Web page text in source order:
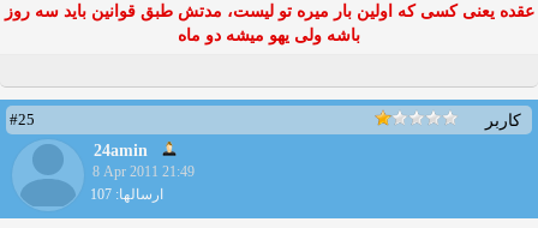
عقده یعنی کسی که اولین بار میره تو لیست، مدتش طبق قوانین باید سه روز
باشه ولی یهو میشه دو ماه
کاربر
#25
24amin
8 Apr 2011 21:49
ارسالها: 107